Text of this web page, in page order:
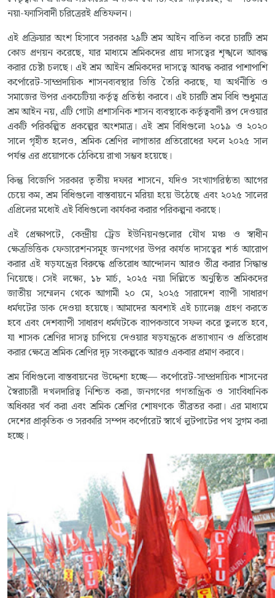
নয়া-ফ্যাসিবাদী চরিত্রেরই প্রতিফলন।
এই প্রক্রিয়ার অংশ হিসাবে সরকার ২৯টি শ্রম আইন বাতিল করে চারটি শ্রম
কোড প্রণয়ন করেছে, যার মাধ্যমে শ্রমিকদের প্রায় দাসত্বের শৃঙ্খলে আবদ্ধ
করার চেষ্টা চলছে। এই শ্রম আইন শ্রমিকদের দাসত্বে আবদ্ধ করার পাশাপাশি
কর্পোরেট-সাম্প্রদায়িক শাসনব্যবস্থার ভিত্তি তৈরি করছে, যা অর্থনীতি ও
সমাজের উপর একচেটিয়া কর্তৃত্ব প্রতিষ্ঠা করবে। এই চারটি শ্রম বিধি শুধুমাত্র
শ্রম আইন নয়, এটি গোটা প্রশাসনিক শাসন ব্যবস্থাকে কর্তৃত্ববাদী রূপ দেওয়ার
একটি পরিকল্পিত প্রকল্পের অংশমাত্র। এই শ্রম বিধিগুলো ২০১৯ ও ২০২০
সালে গৃহীত হলেও, শ্রমিক শ্রেণির লাগাতার প্রতিরোধের ফলে ২০২৫ সাল
পর্যন্ত এর প্রয়োগকে ঠেকিয়ে রাখা সম্ভব হয়েছে।
কিন্তু বিজেপি সরকার তৃতীয় দফার শাসনে, যদিও সংখ্যাগরিষ্ঠতা আগের
চেয়ে কম, শ্রম বিধিগুলো বাস্তবায়নে মরিয়া হয়ে উঠেছে এবং ২০২৫ সালের
এপ্রিলের মধ্যেই এই বিধিগুলো কার্যকর করার পরিকল্পনা করছে।
এই প্রেক্ষাপটে, কেন্দ্রীয় ট্রেড ইউনিয়নগুলোর যৌথ মঞ্চ ও স্বাধীন
ক্ষেত্রভিত্তিক ফেডারেশনসমূহ জনগণের উপর কার্যত দাসত্বের শর্ত আরোপ
করার এই ষড়যন্ত্রের বিরুদ্ধে প্রতিরোধ আন্দোলন আরও তীব্র করার সিদ্ধান্ত
নিয়েছে। সেই লক্ষ্যে, ১৮ মার্চ, ২০২৫ নয়া দিল্লিতে অনুষ্ঠিত শ্রমিকদের
জাতীয় সম্মেলন থেকে আগামী ২০ মে, ২০২৫ সারাদেশ ব্যাপী সাধারণ
ধর্মঘটের ডাক দেওয়া হয়েছে। আমাদের অবশ্যই এই চ্যালেঞ্জ গ্রহণ করতে
হবে এবং দেশব্যাপী সাধারণ ধর্মঘটকে ব্যাপকভাবে সফল করে তুলতে হবে,
যা শাসক শ্রেণির দাসত্ব চাপিয়ে দেওয়ার ষড়যন্ত্রকে প্রত্যাখ্যান ও প্রতিরোধ
করার ক্ষেত্রে শ্রমিক শ্রেণির দৃঢ় সংকল্পকে আরও একবার প্রমাণ করবে।
শ্রম বিধিগুলো বাস্তবায়নের উদ্দেশ্য হচ্ছে— কর্পোরেট-সাম্প্রদায়িক শাসনের
স্বৈরাচারী দখলদারিত্ব নিশ্চিত করা, জনগণের গণতান্ত্রিক ও সাংবিধানিক
অধিকার খর্ব করা এবং শ্রমিক শ্রেণির শোষণকে তীব্রতর করা। এর মাধ্যমে
দেশের প্রাকৃতিক ও সরকারি সম্পদ কর্পোরেট স্বার্থে লুটপাটের পথ সুগম করা
হচ্ছে।